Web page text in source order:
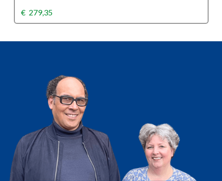
€ 279,35